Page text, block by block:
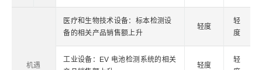
机遇
医疗和生物技术设备：标本检测设
备的相关产品销售额上升
轻度
轻
度
工业设备：EV 电池检测系统的相关
轻度
轻